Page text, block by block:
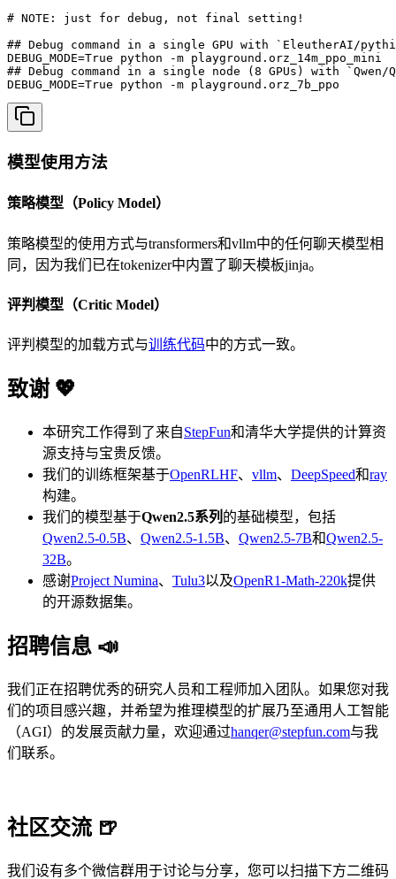
# NOTE: just for debug, not final setting!
## Debug command in a single GPU with `EleutherAI/
DEBUG_MODE=True python -m playground.orz_14m_ppo_mini
## Debug command in a single node (8 GPUs) with `Qwen/
DEBUG_MODE=True python -m playground.orz_7b_ppo
模型使用方法
策略模型（Policy Model）
策略模型的使用方式与transformers和vllm中的任何聊天模型相
同，因为我们已在tokenizer中内置了聊天模板jinja。
评判模型（Critic Model）
评判模型的加载方式与训练代码中的方式一致。
致谢 💖
本研究工作得到了来自StepFun和清华大学提供的计算资
源支持与宝贵反馈。
我们的训练框架基于OpenRLHF、 vllm、 DeepSpeed和ray
构建。
我们的模型基于Qwen2.5系列 的基础模型，包括
Qwen2.5-0.5B、 Qwen2.5-1.5B、 Qwen2.5-7B和Qwen2.5-
32B。
感谢Project Numina、 Tulu3以及OpenR1-Math-220k提供
的开源数据集。
招聘信息 📣
我们正在招聘优秀的研究人员和工程师加入团队。如果您对我
们的项目感兴趣，并希望为推理模型的扩展乃至通用人工智能
（AGI）的发展贡献力量，欢迎通过hanqer@stepfun.com与我
们联系。
社区交流 🍺
我们设有多个微信群用于讨论与分享，您可以扫描下方二维码